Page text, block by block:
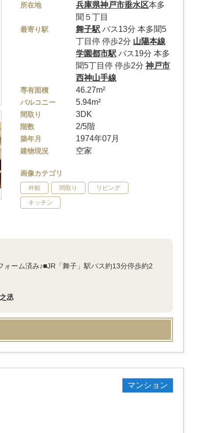
所在地 兵庫県神戸市垂水区本多
聞５丁目
最寄り駅 舞子駅 バス13分 本多聞5
丁目停 停歩2分 山陽本線
学園都市駅 バス19分 本多
聞5丁目停 停歩2分神戸市
西神山手線
専有面積 46.27m²
バルコニー 5.94m²
間取り 3DK
階数 2/5階
築年月 1974年07月
建物現況 空家
画像カテゴリ
外観 間取り リビング
キッチン
ーム済み♪■JR「舞子」駅バス約13分停歩約2
丞
マンション